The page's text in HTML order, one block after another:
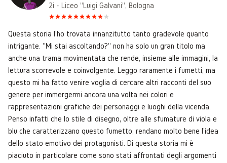
2i - Liceo "Luigi Galvani", Bologna
Questa storia l'ho trovata innanzitutto tanto gradevole quanto
intrigante. "Mi stai ascoltando?" non ha solo un gran titolo ma
anche una trama movimentata che rende, insieme alle immagini, la
lettura scorrevole e coinvolgente. Leggo raramente i fumetti, ma
questo mi ha fatto venire voglia di cercare altri racconti del suo
genere per immergermi ancora una volta nei colori e
rappresentazioni grafiche dei personaggi e luoghi della vicenda.
Penso infatti che lo stile di disegno, oltre alle sfumature di viola e
blu che caratterizzano questo fumetto, rendano molto bene l'idea
dello stato emotivo dei protagonisti. Di questa storia mi è
piaciuto in particolare come sono stati affrontati degli argomenti